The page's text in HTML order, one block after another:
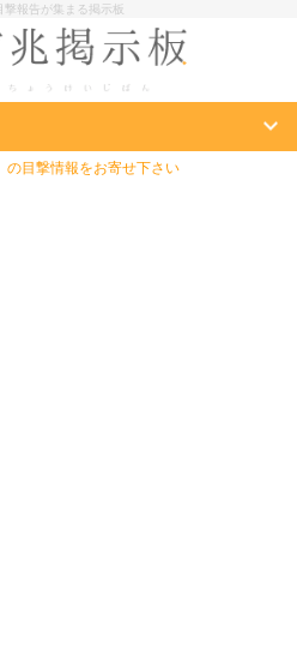
撃報告が集まる掲示板
の目撃情報をお寄せ下さい